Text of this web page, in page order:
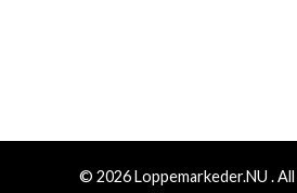
© 2026 Loppemarkeder.NU .